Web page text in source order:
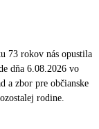
73 rokov nás opustila
dňa 6.08.2026 vo
a zbor pre občianske
rodine.